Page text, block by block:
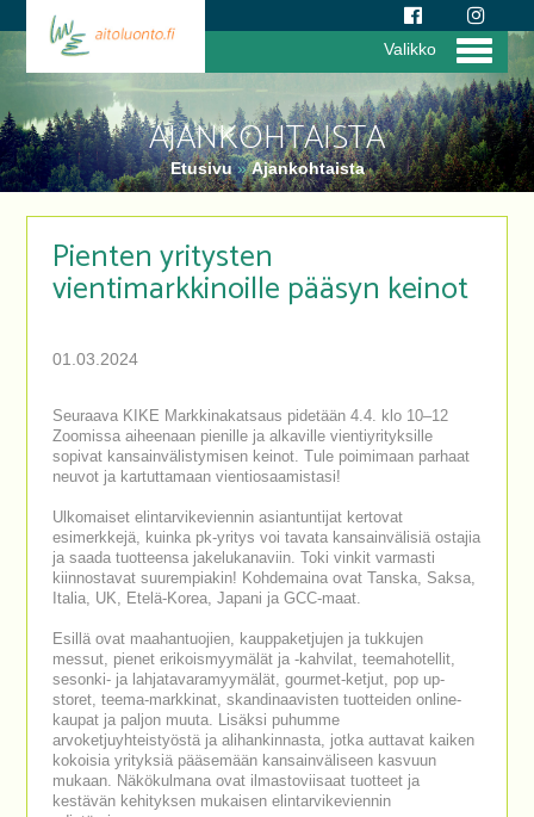
AJANKOHTAISTA
Etusivu»Ajankohtaista
Valikko
Pienten yritysten
vientimarkkinoille pääsyn keinot
01.03.2024
Seuraava KIKE Markkinakatsaus pidetään 4.4. klo 10–12
Zoomissa aiheenaan pienille ja alkaville vientiyrityksille
sopivat kansainvälistymisen keinot. Tule poimimaan parhaat
neuvot ja kartuttamaan vientiosaamistasi!
Ulkomaiset elintarvikeviennin asiantuntijat kertovat
esimerkkejä, kuinka pk-yritys voi tavata kansainvälisiä ostajia
ja saada tuotteensa jakelukanaviin. Toki vinkit varmasti
kiinnostavat suurempiakin! Kohdemaina ovat Tanska, Saksa,
Italia, UK, Etelä-Korea, Japani ja GCC-maat.
Esillä ovat maahantuojien, kauppaketjujen ja tukkujen
messut, pienet erikoismyymälät ja -kahvilat, teemahotellit,
sesonki- ja lahjatavaramyymälät, gourmet-ketjut, pop up-
storet, teema-markkinat, skandinaavisten tuotteiden online-
kaupat ja paljon muuta. Lisäksi puhumme
arvoketjuyhteistyöstä ja alihankinnasta, jotka auttavat kaiken
kokoisia yrityksiä pääsemään kansainväliseen kasvuun
mukaan. Näkökulmana ovat ilmastoviisaat tuotteet ja
kestävän kehityksen mukaisen elintarvikeviennin